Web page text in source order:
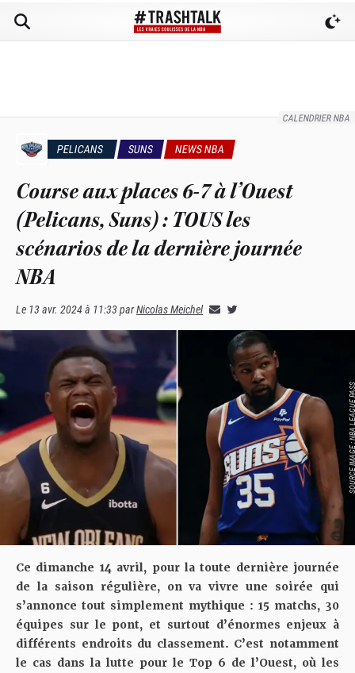
CALENDRIER NBA
PELICANS SUNS NEWS NBA
Course aux places 6-7 à l’Ouest
(Pelicans, Suns) : TOUS les
scénarios de la dernière journée
NBA
Le 13 avr. 2024 à 11:33parNicolas Meichel
SOURCE
Ce dimanche 14 avril, pour la toute dernière journée
de la saison régulière, on va vivre une soirée qui
s’annonce tout simplement mythique : 15 matchs, 30
équipes sur le pont, et surtout d’énormes enjeux à
différents endroits du classement. C’est notamment
le cas dans la lutte pour le Top 6 de l’Ouest, où les